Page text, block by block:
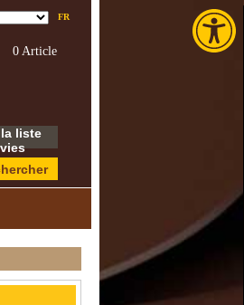
FR
0 Article
liste